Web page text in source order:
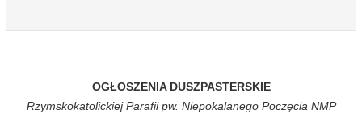
OGŁOSZENIA DUSZPASTERSKIE
Rzymskokatolickiej Parafii pw. Niepokalanego Poczęcia NMP